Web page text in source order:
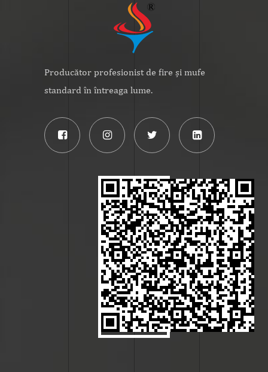
Producător profesionist de fire și mufe
standard în întreaga lume.